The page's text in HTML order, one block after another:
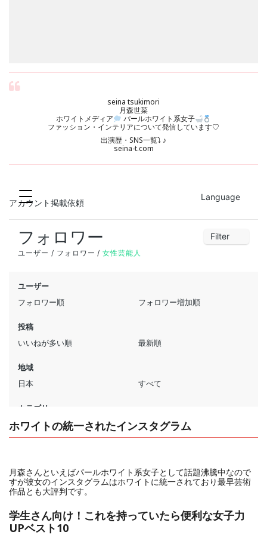
seina tsukimori
月森世菜
ホワイトメディア
パールホワイト系女子
ファッション・インテリアについて発信しています♡
出演歴・SNS一覧⤵︎ ♪
seina-t.com
ホワイトの統一されたインスタグラム
月森さんといえばパールホワイト系女子として話題沸騰中なので
すが彼女のインスタグラムはホワイトに統一されており最早芸術
作品とも大評判です。
学生さん向け！これを持っていたら便利な女子力
UPベスト10